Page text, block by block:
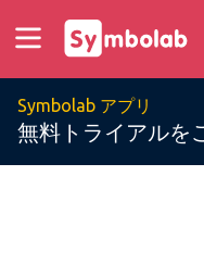
Symbolab アプリ
無料トライアルを